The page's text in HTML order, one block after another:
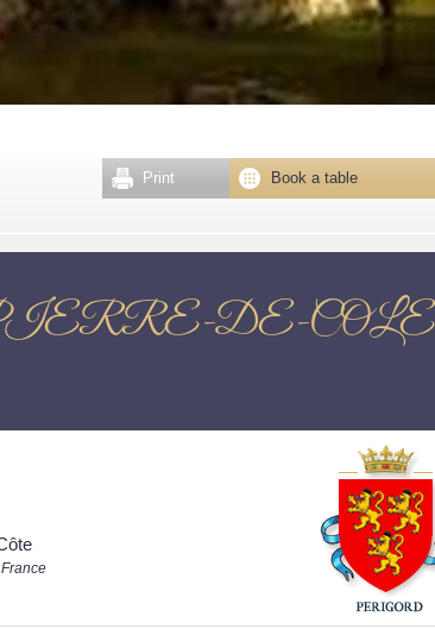
Book a table
Print
PIERRE-DE-COLE